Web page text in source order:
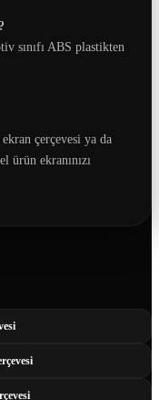
sınıfı ABS plastikten
çerçevesi ya da
ürün ekranınızı